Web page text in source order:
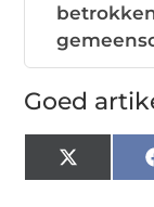
Goed
X